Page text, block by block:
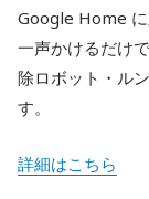
Google Home に
一声かけるだけ
除ロボット・ル
す。
詳細はこちら